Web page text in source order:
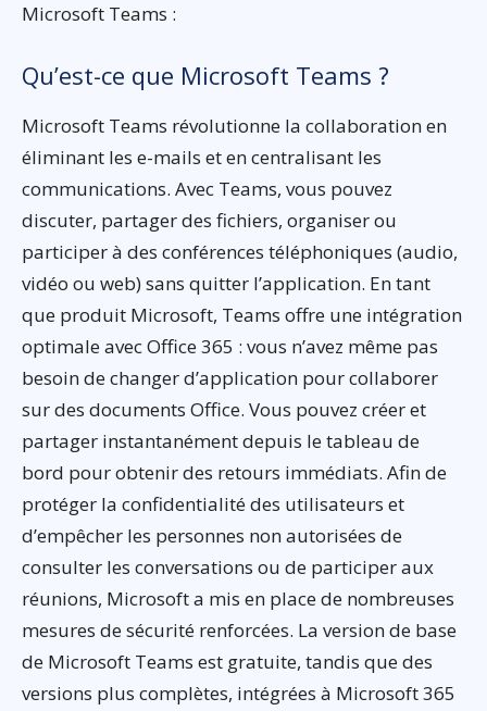
Microsoft Teams :
Qu’est-ce que Microsoft Teams ?
Microsoft Teams révolutionne la collaboration en
éliminant les e-mails et en centralisant les
communications. Avec Teams, vous pouvez
discuter, partager des fichiers, organiser ou
participer à des conférences téléphoniques (audio,
vidéo ou web) sans quitter l’application. En tant
que produit Microsoft, Teams offre une intégration
optimale avec Office 365 : vous n’avez même pas
besoin de changer d’application pour collaborer
sur des documents Office. Vous pouvez créer et
partager instantanément depuis le tableau de
bord pour obtenir des retours immédiats. Afin de
protéger la confidentialité des utilisateurs et
d’empêcher les personnes non autorisées de
consulter les conversations ou de participer aux
réunions, Microsoft a mis en place de nombreuses
mesures de sécurité renforcées. La version de base
de Microsoft Teams est gratuite, tandis que des
versions plus complètes, intégrées à Microsoft 365